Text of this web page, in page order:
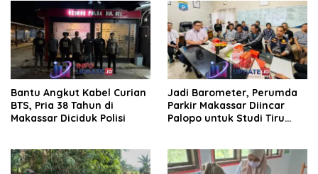
Bantu Angkut Kabel Curian
BTS, Pria 38 Tahun di
Makassar Diciduk Polisi
Jadi Barometer, Perumda
Parkir Makassar Diincar
Palopo untuk Studi Tiru